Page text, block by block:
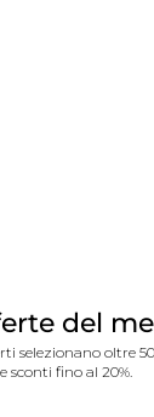
del
selezionano oltre
sconti fino al 20%.